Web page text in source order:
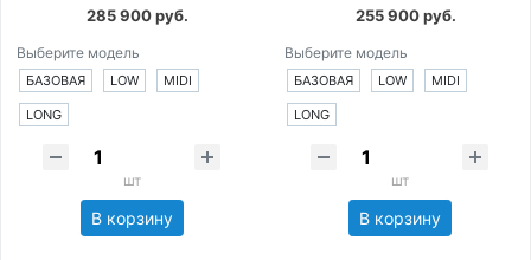
285 900 руб.
Выберите модель
БАЗОВАЯ LOW MIDI
LONG
шт
В корзину
255 900 руб.
Выберите модель
БАЗОВАЯ LOW MIDI
LONG
шт
В корзину